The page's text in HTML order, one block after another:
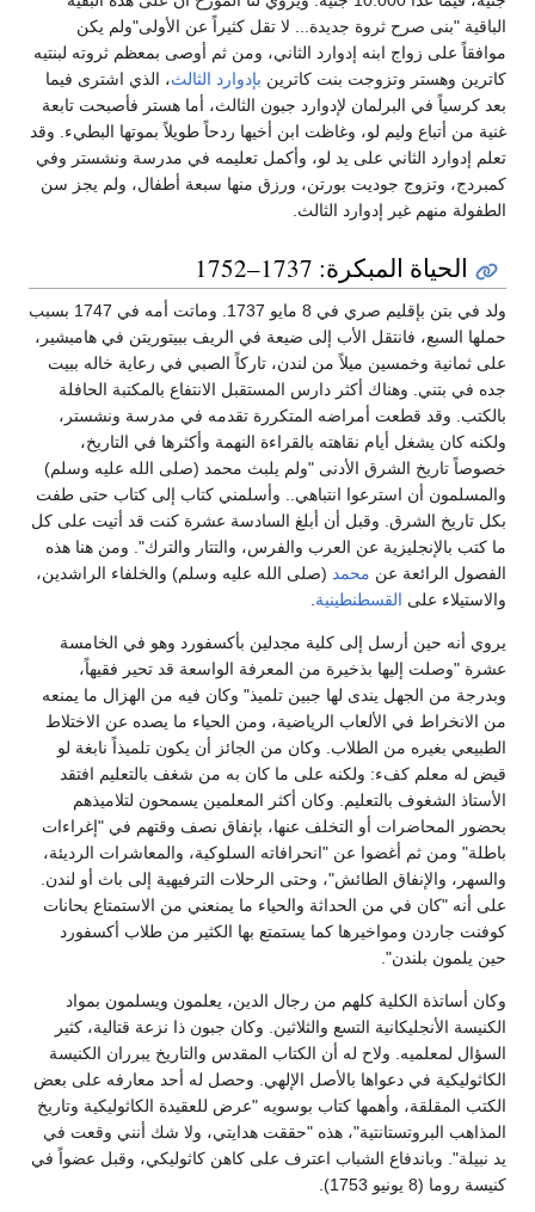
الباقية "بنى صرح ثروة جديدة... لا تقل كثيراً عن الأولى"ولم يكن
موافقاً على زواج ابنه إدوارد الثاني، ومن ثم أوصى بمعظم ثروته لبنتيه
كاترين وهستر وتزوجت بنت كاترين بإدوارد الثالث، الذي اشترى فيما
بعد كرسياً في البرلمان لإدوارد جبون الثالث، أما هستر فأصبحت تابعة
غنية من أتباع وليم لو، وغاظت ابن أخيها ردحاً طويلاً بموتها البطيء. وقد
تعلم إدوارد الثاني على يد لو، وأكمل تعليمه في مدرسة ونشستر وفي
كمبردج، وتزوج جوديت بورتن، ورزق منها سبعة أطفال، ولم يجز سن
الطفولة منهم غير إدوارد الثالث.
الحياة المبكرة: 1737–1752
ولد في بتن بإقليم صري في 8 مايو 1737. وماتت أمه في 1747 بسبب
حملها السبع، فانتقل الأب إلى ضيعة في الريف ببيتوريتن في هامبشير،
على ثمانية وخمسين ميلاً من لندن، تاركاً الصبي في رعاية خاله ببيت
جده في بتني. وهناك أكثر دارس المستقبل الانتفاع بالمكتبة الحافلة
بالكتب. وقد قطعت أمراضه المتكررة تقدمه في مدرسة ونشستر،
ولكنه كان يشغل أيام نقاهته بالقراءة النهمة وأكثرها في التاريخ،
خصوصاً تاريخ الشرق الأدنى "ولم يلبث محمد (صلى الله عليه وسلم)
والمسلمون أن استرعوا انتباهي.. وأسلمني كتاب إلى كتاب حتى طفت
بكل تاريخ الشرق. وقبل أن أبلغ السادسة عشرة كنت قد أتيت على كل
ما كتب بالإنجليزية عن العرب والفرس، والتتار والترك". ومن هنا هذه
الفصول الرائعة عن محمد (صلى الله عليه وسلم) والخلفاء الراشدين،
والاستيلاء على القسطنطينية.
يروي أنه حين أرسل إلى كلية مجدلين بأكسفورد وهو في الخامسة
عشرة "وصلت إليها بذخيرة من المعرفة الواسعة قد تحير فقيهاً،
وبدرجة من الجهل يندى لها جبين تلميذ" وكان فيه من الهزال ما يمنعه
من الانخراط في الألعاب الرياضية، ومن الحياء ما يصده عن الاختلاط
الطبيعي بغيره من الطلاب. وكان من الجائز أن يكون تلميذاً نابغة لو
قيض له معلم كفء: ولكنه على ما كان به من شغف بالتعليم افتقد
الأستاذ الشغوف بالتعليم. وكان أكثر المعلمين يسمحون لتلاميذهم
بحضور المحاضرات أو التخلف عنها، بإنفاق نصف وقتهم في "إغراءات
باطلة" ومن ثم أغضوا عن "انحرافاته السلوكية، والمعاشرات الرديئة،
والسهر، والإنفاق الطائش"، وحتى الرحلات الترفيهية إلى باث أو لندن.
على أنه "كان في من الحداثة والحياء ما يمنعني من الاستمتاع بحانات
كوفنت جاردن ومواخيرها كما يستمتع بها الكثير من طلاب أكسفورد
حين يلمون بلندن".
وكان أساتذة الكلية كلهم من رجال الدين، يعلمون ويسلمون بمواد
الكنيسة الأنجليكانية التسع والثلاثين. وكان جبون ذا نزعة قتالية، كثير
السؤال لمعلميه. ولاح له أن الكتاب المقدس والتاريخ يبرران الكنيسة
الكاثوليكية في دعواها بالأصل الإلهي. وحصل له أحد معارفه على بعض
الكتب المقلقة، وأهمها كتاب بوسويه "عرض للعقيدة الكاثوليكية وتاريخ
المذاهب البروتستانتية"، هذه "حققت هدايتي، ولا شك أنني وقعت في
يد نبيلة". وباندفاع الشباب اعترف على كاهن كاثوليكي، وقبل عضواً في
كنيسة روما (8 يونيو 1753).